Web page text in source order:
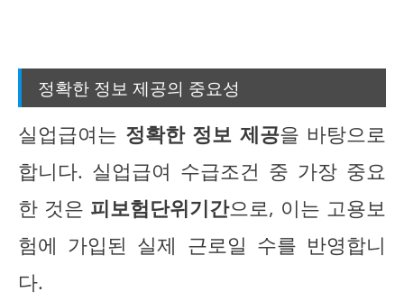
정확한 정보 제공의 중요성
실업급여는 정확한 정보 제공을 바탕으로
합니다. 실업급여 수급조건 중 가장 중요
한 것은 피보험단위기간으로, 이는 고용보
험에 가입된 실제 근로일 수를 반영합니
다.